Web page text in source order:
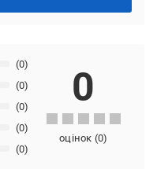
(0)
(0)
(0)
(0)
(0)
0
оцінок (0)